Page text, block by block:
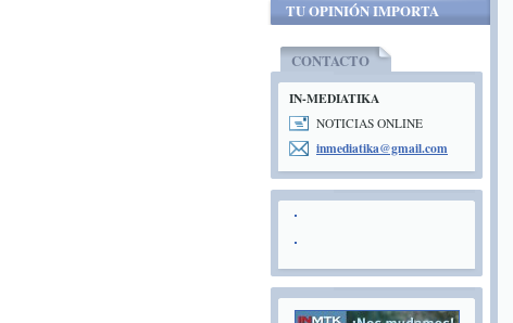
TU OPINIÓN IMPORTA
CONTACTO
IN-MEDIATIKA
NOTICIAS ONLINE
inmediatika@gmail.com